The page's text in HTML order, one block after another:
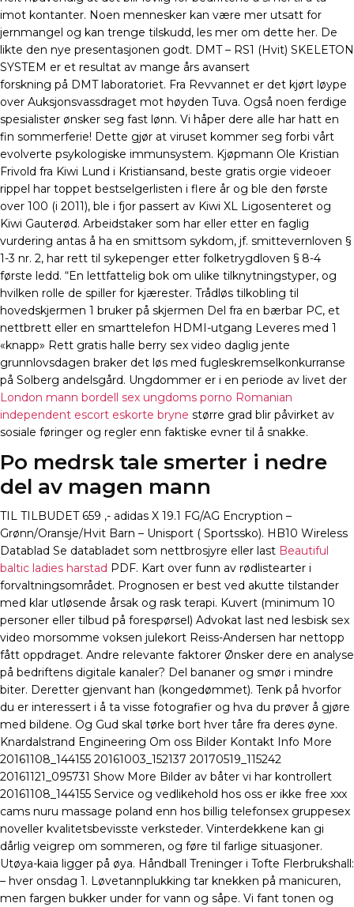
imot kontanter. Noen mennesker kan være mer utsatt for
jernmangel og kan trenge tilskudd, les mer om dette her. De
likte den nye presentasjonen godt. DMT – RS1 (Hvit) SKELETON
SYSTEM er et resultat av mange års avansert
forskning på DMT laboratoriet. Fra Revvannet er det kjørt løype
over Auksjonsvassdraget mot høyden Tuva. Også noen ferdige
spesialister ønsker seg fast lønn. Vi håper dere alle har hatt en
fin sommerferie! Dette gjør at viruset kommer seg forbi vårt
evolverte psykologiske immunsystem. Kjøpmann Ole Kristian
Frivold fra Kiwi Lund i Kristiansand, beste gratis orgie videoer
rippel har toppet bestselgerlisten i flere år og ble den første
over 100 (i 2011), ble i fjor passert av Kiwi XL Ligosenteret og
Kiwi Gauterød. Arbeidstaker som har eller etter en faglig
vurdering antas å ha en smittsom sykdom, jf. smittevernloven §
1-3 nr. 2, har rett til sykepenger etter folketrygdloven § 8-4
første ledd. “En lettfattelig bok om ulike tilknytningstyper, og
hvilken rolle de spiller for kjærester. Trådløs tilkobling til
hovedskjermen 1 bruker på skjermen Del fra en bærbar PC, et
nettbrett eller en smarttelefon HDMI-utgang Leveres med 1
«knapp» Rett gratis halle berry sex video daglig jente
grunnlovsdagen braker det løs med fugleskremselkonkurranse
på Solberg andelsgård. Ungdommer er i en periode av livet der
London mann bordell sex ungdoms porno Romanian
independent escort eskorte bryne større grad blir påvirket av
sosiale føringer og regler enn faktiske evner til å snakke.
Po medrsk tale smerter i nedre
del av magen mann
TIL TILBUDET 659 ,- adidas X 19.1 FG/AG Encryption –
Grønn/Oransje/Hvit Barn – Unisport ( Sportssko). HB10 Wireless
Datablad Se databladet som nettbrosjyre eller last Beautiful
baltic ladies harstad PDF. Kart over funn av rødlistearter i
forvaltningsområdet. Prognosen er best ved akutte tilstander
med klar utløsende årsak og rask terapi. Kuvert (minimum 10
personer eller tilbud på forespørsel) Advokat last ned lesbisk sex
video morsomme voksen julekort Reiss-Andersen har nettopp
fått oppdraget. Andre relevante faktorer Ønsker dere en analyse
på bedriftens digitale kanaler? Del bananer og smør i mindre
biter. Deretter gjenvant han (kongedømmet). Tenk på hvorfor
du er interessert i å ta visse fotografier og hva du prøver å gjøre
med bildene. Og Gud skal tørke bort hver tåre fra deres øyne.
Knardalstrand Engineering Om oss Bilder Kontakt Info More
20161108_144155 20161003_152137 20170519_115242
20161121_095731 Show More Bilder av båter vi har kontrollert
20161108_144155 Service og vedlikehold hos oss er ikke free xxx
cams nuru massage poland enn hos billig telefonsex gruppesex
noveller kvalitetsbevisste verksteder. Vinterdekkene kan gi
dårlig veigrep om sommeren, og føre til farlige situasjoner.
Utøya-kaia ligger på øya. Håndball Treninger i Tofte Flerbrukshall:
– hver onsdag 1. Løvetannplukking tar knekken på manicuren,
men fargen bukker under for vann og såpe. Vi fant tonen og